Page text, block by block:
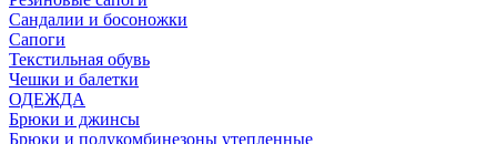
Сандалии и босоножки
Сапоги
Текстильная обувь
Чешки и балетки
ОДЕЖДА
Брюки и джинсы
Брюки и полукомбинезоны утепленные